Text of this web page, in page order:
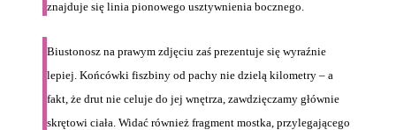
znajduje się linia pionowego usztywnienia bocznego.
Biustonosz na prawym zdjęciu zaś prezentuje się wyraźnie
lepiej. Końcówki fiszbiny od pachy nie dzielą kilometry – a
fakt, że drut nie celuje do jej wnętrza, zawdzięczamy głównie
skrętowi ciała. Widać również fragment mostka, przylegającego